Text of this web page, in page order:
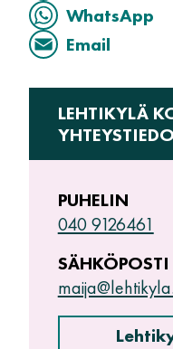
WhatsApp
Email
LEHTIKYLÄ
PUHELIN
040 9126461
SÄHKÖPOSTI